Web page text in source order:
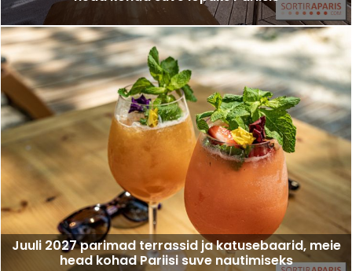
Juuli 2027 parimad terrassid ja katusebaarid, meie
head kohad Pariisi suve nautimiseks